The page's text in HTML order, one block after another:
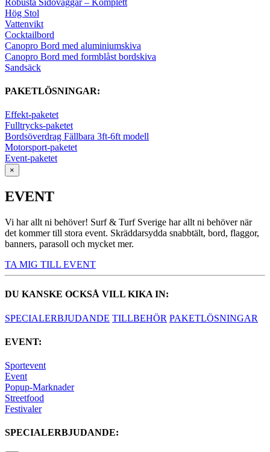
Hög Stol
Vattenvikt
Cocktailbord
Canopro Bord med aluminiumskiva
Canopro Bord med formblåst bordskiva
Sandsäck
PAKETLÖSNINGAR:
Effekt-paketet
Fulltrycks-paketet
Bordsöverdrag Fällbara 3ft-6ft modell
Motorsport-paketet
Event-paketet
×
EVENT
Vi har allt ni behöver! Surf & Turf Sverige har allt ni behöver när
det kommer till stora event. Skräddarsydda snabbtält, bord, flaggor,
banners, parasoll och mycket mer.
TA MIG TILL EVENT
DU KANSKE OCKSÅ VILL KIKA IN:
SPECIALERBJUDANDE TILLBEHÖR PAKETLÖSNINGAR
EVENT:
Sportevent
Event
Popup-Marknader
Streetfood
Festivaler
SPECIALERBJUDANDE: